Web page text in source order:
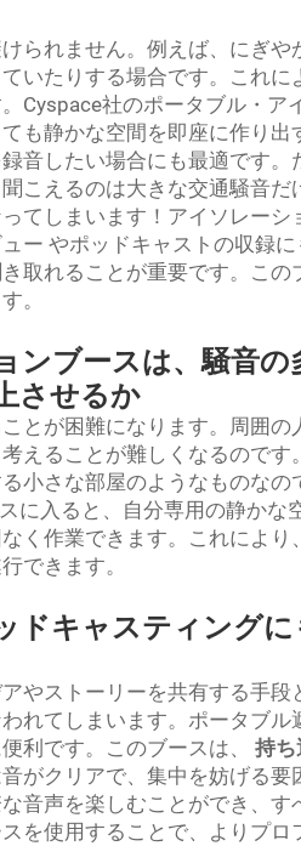
られません。例えば、にぎや
いたりする場合です。これに
Cyspace社のポータブル・ア
も静かな空間を即座に作り出
音したい場合にも最適です。
こえるのは大きな交通騒音
てしまいます！アイソレー
ー やポッドキャストの収録
取れることが重要です。こ
。
ンブースは、騒音の
させるか
とが困難になります。周囲の
えることが難しくなるのです
小さな部屋のようなものなの
に入ると、自分専用の静かな
く作業できます。これによ
できます。
ドキャスティング
やストーリーを共有する手段
れてしまいます。ポータブル
利です。このブースは、 持ち
がクリアで、集中を妨げる要
音声を楽しむことができ、す
を使用することで、よりプ